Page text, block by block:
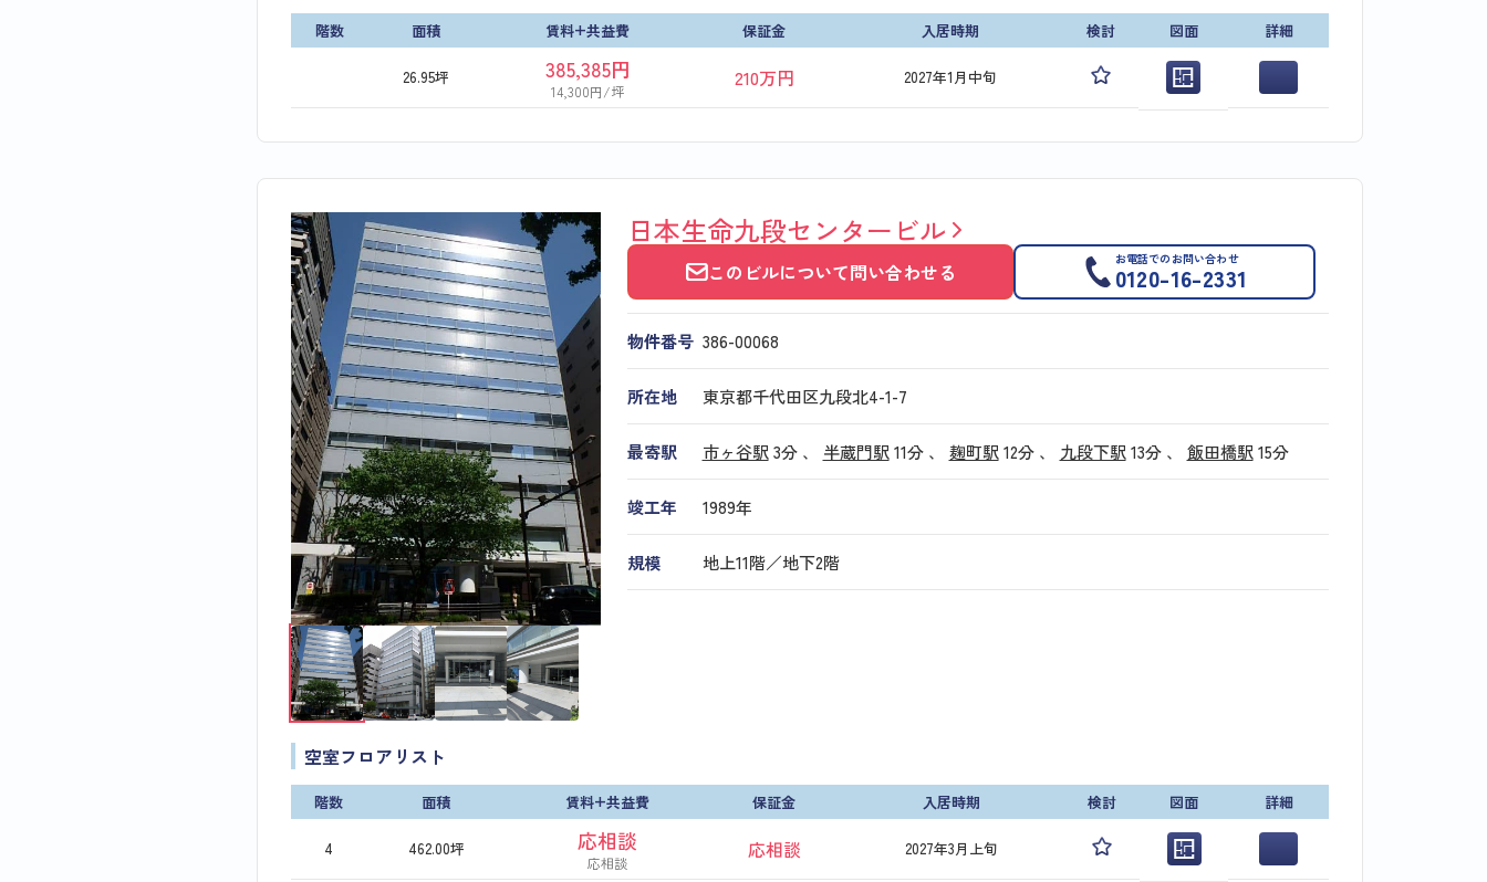
階数 面積 賃料+共益費 保証金 入居時期 検討 図面 詳細
26.95坪 385,385円
14,300円/坪
210万円 2027年1月中旬
日本生命九段センタービル
このビルについて問い合わせる
お電話でのお問い合わせ
0120-16-2331
物件番号 386​-​00068
所在地 東京都千代田区九段北4-1-7
最寄駅 市ヶ谷駅 3分 、 半蔵門駅 11分 、 麹町駅 12分 、 九段下駅 13分 、 飯田橋駅 15分
竣工年 1989年
規模 地上11階／地下2階
空室フロアリスト
階数 面積 賃料+共益費 保証金 入居時期 検討 図面 詳細
4 462.00坪 応相談
応相談
応相談 2027年3月上旬